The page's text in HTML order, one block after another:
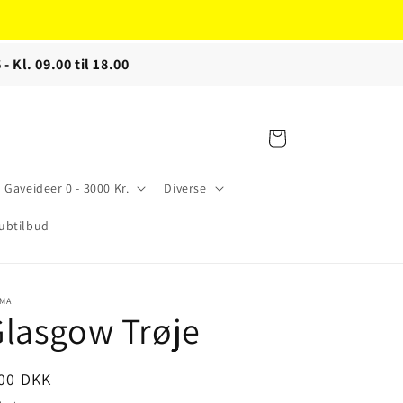
- Kl. 09.00 til 18.00
Gaveideer 0 - 3000 Kr. Diverse
Indkøbskurv
Trøje
DKK